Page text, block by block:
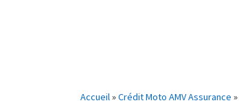
Accueil»Crédit Moto AMV Assurance »